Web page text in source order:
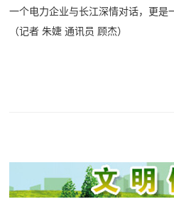
一个电力企业与长江深情对话，更是
（记者 朱婕 通讯员 顾杰）